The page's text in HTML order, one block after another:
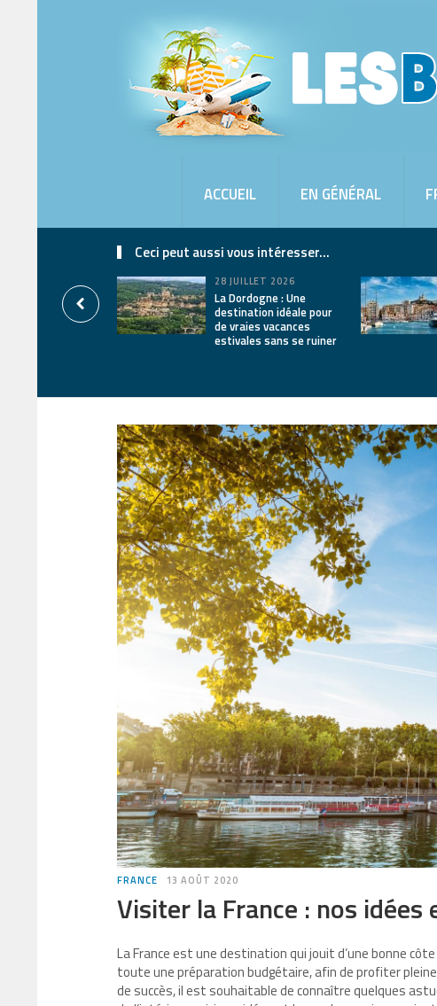
ACCUEIL EN GÉNÉRAL
Ceci peut aussi vous intéresser...
28 JUILLET 2026
La Dordogne : Une
destination idéale pour
de vraies vacances
estivales sans se ruiner
FRANCE 13 AOÛT 2020
Visiter la France : nos idées
La France est une destination qui jouit d’une bonne
toute une préparation budgétaire, afin de profiter
de succès, il est souhaitable de connaître quelques